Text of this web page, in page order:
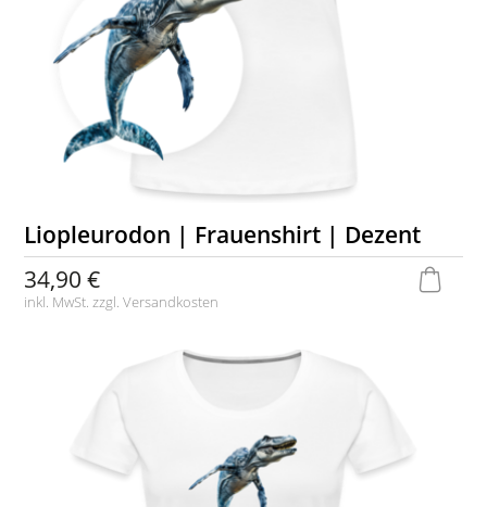
Liopleurodon | Frauenshirt | Dezent
34,90 €
inkl. MwSt. zzgl.Versandkosten